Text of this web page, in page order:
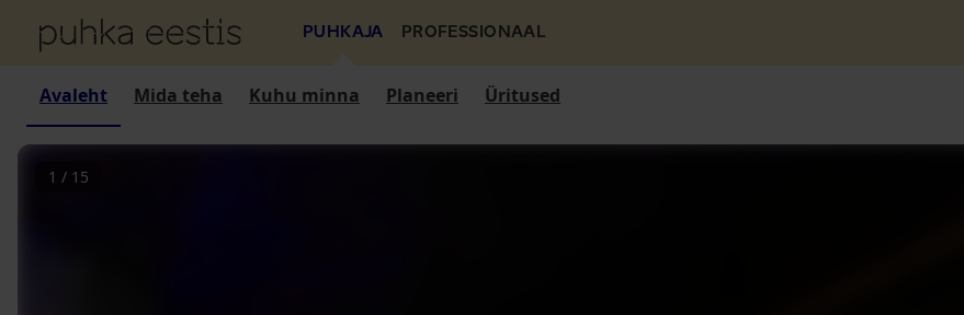
PUHKAJA PROFESSIONAAL
Avaleht Mida teha Kuhu minna Planeeri Üritused
1 / 15